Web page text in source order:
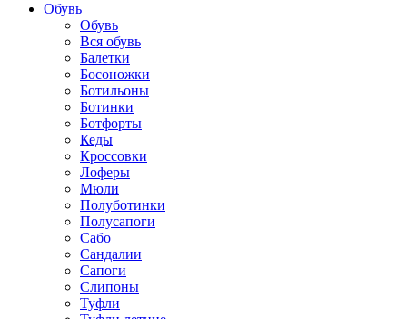
Обувь
Обувь
Вся обувь
Балетки
Босоножки
Ботильоны
Ботинки
Ботфорты
Кеды
Кроссовки
Лоферы
Мюли
Полуботинки
Полусапоги
Сабо
Сандалии
Сапоги
Слипоны
Туфли